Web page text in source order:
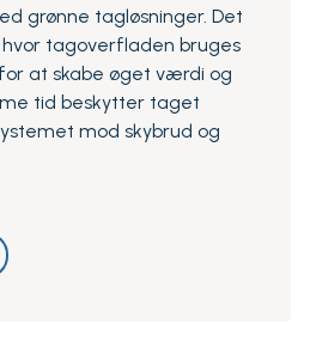
grønne tagløsninger. Det
tagoverfladen bruges
at skabe øget værdi og
tid beskytter taget
mod skybrud og